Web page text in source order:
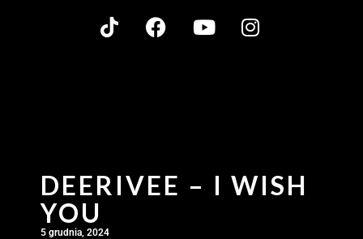
DEERIVEE – I WISH
YOU
5 grudnia, 2024